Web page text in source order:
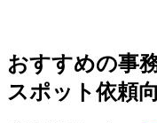
おすすめの事
スポット依頼向